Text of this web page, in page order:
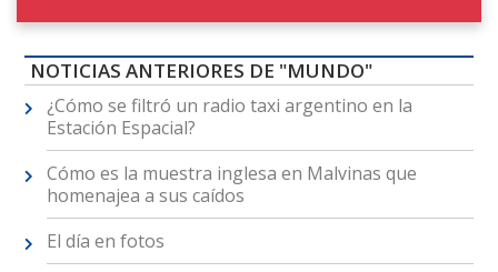
NOTICIAS ANTERIORES DE "MUNDO"
¿Cómo se filtró un radio taxi argentino en la
Estación Espacial?
Cómo es la muestra inglesa en Malvinas que
homenajea a sus caídos
El día en fotos